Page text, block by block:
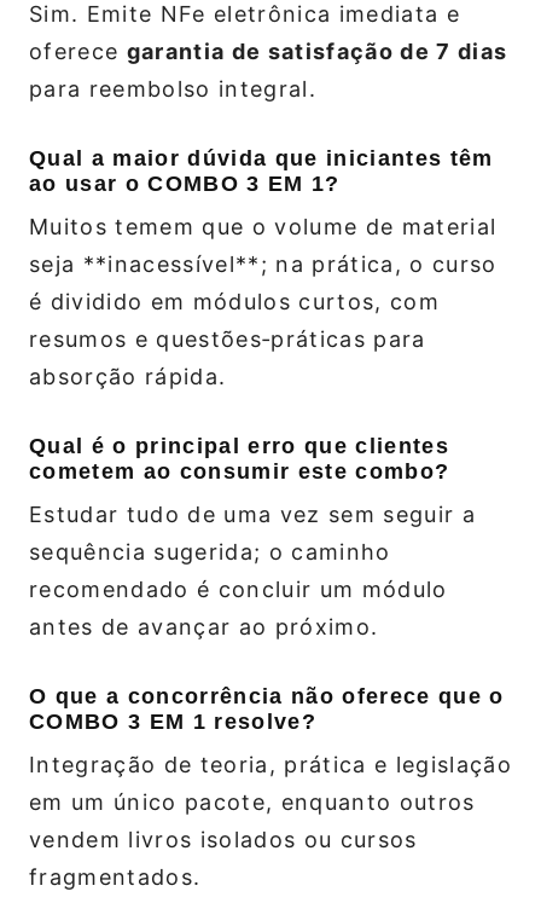
Sim. Emite NFe eletrônica imediata e
oferece garantia de satisfação de 7 dias
para reembolso integral.
Qual a maior dúvida que iniciantes têm
ao usar o COMBO 3 EM 1?
Muitos temem que o volume de material
seja **inacessível**; na prática, o curso
é dividido em módulos curtos, com
resumos e questões‑práticas para
absorção rápida.
Qual é o principal erro que clientes
cometem ao consumir este combo?
Estudar tudo de uma vez sem seguir a
sequência sugerida; o caminho
recomendado é concluir um módulo
antes de avançar ao próximo.
O que a concorrência não oferece que o
COMBO 3 EM 1 resolve?
Integração de teoria, prática e legislação
em um único pacote, enquanto outros
vendem livros isolados ou cursos
fragmentados.